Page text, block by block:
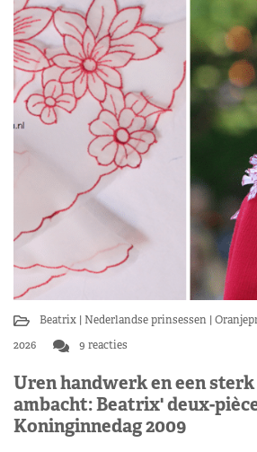
Beatrix Nederlandse prinsessen
2026
9 reacties
Uren handwerk en een
ambacht: Beatrix' deux-
Koninginnedag 2009